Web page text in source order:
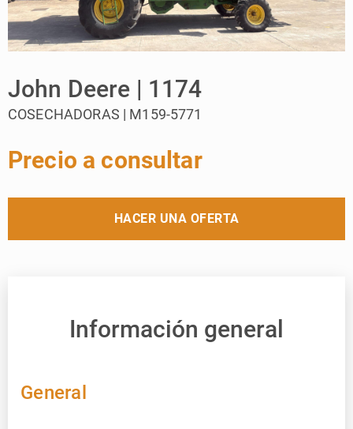
John Deere | 1174
COSECHADORAS | M159-5771
Precio a consultar
HACER UNA OFERTA
Información general
General